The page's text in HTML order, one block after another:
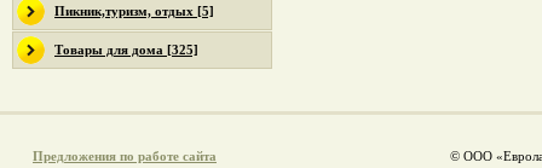
Пикник,туризм, отдых [5]
Товары для дома [325]
Предложения по работе сайта © ООО